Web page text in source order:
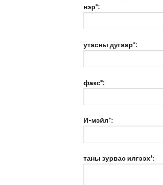
нэр*:
утасны дугаар*:
факс*:
И-мэйл*:
таны зурвас илгээх*: